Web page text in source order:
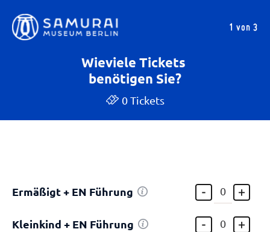
1 von 3
Wieviele Tickets
benötigen Sie?
0 Tickets
Ermäßigt + EN Führung
Kleinkind + EN Führung